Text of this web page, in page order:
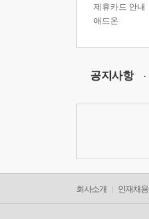
제휴카드 안내
애드온
공지사항
회사소개 인재채용